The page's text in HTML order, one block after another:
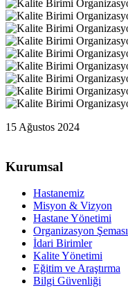
15 Ağustos 2024
Kurumsal
Hastanemiz
Misyon & Vizyon
Hastane Yönetimi
Organizasyon Şeması
İdari Birimler
Kalite Yönetimi
Eğitim ve Araştırma
Bilgi Güvenliği